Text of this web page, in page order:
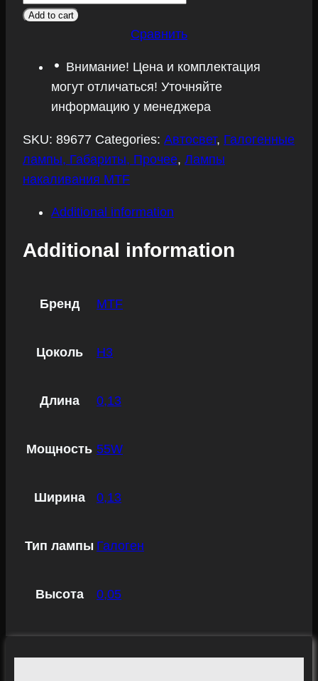
Argentum+80%
Add to cart
Сравнить
Внимание! Цена и комплектация
могут отличаться! Уточняйте
информацию у менеджера
SKU: 89677 Categories: Автосвет, Галогенные
лампы, Габариты, Прочее, Лампы
накаливания MTF
Additional information
Additional information
Бренд MTF
Цоколь H3
Длина 0,13
Мощность 55W
Ширина 0,13
Тип лампы Галоген
Высота 0,05